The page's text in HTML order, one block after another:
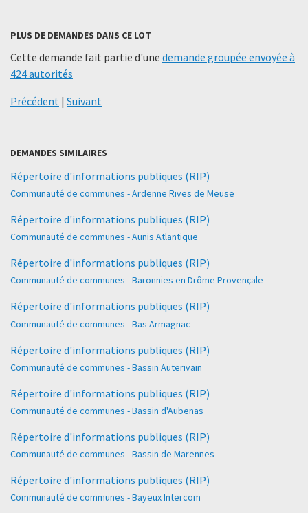
PLUS DE DEMANDES DANS CE LOT
Cette demande fait partie d'une demande groupée envoyée à
424 autorités
Précédent | Suivant
DEMANDES SIMILAIRES
Répertoire d'informations publiques (RIP)
Communauté de communes - Ardenne Rives de Meuse
Répertoire d'informations publiques (RIP)
Communauté de communes - Aunis Atlantique
Répertoire d'informations publiques (RIP)
Communauté de communes - Baronnies en Drôme Provençale
Répertoire d'informations publiques (RIP)
Communauté de communes - Bas Armagnac
Répertoire d'informations publiques (RIP)
Communauté de communes - Bassin Auterivain
Répertoire d'informations publiques (RIP)
Communauté de communes - Bassin d'Aubenas
Répertoire d'informations publiques (RIP)
Communauté de communes - Bassin de Marennes
Répertoire d'informations publiques (RIP)
Communauté de communes - Bayeux Intercom